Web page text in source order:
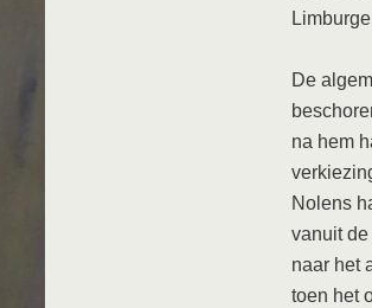
De
na hem
Nolens
vanuit
naar het
toen het